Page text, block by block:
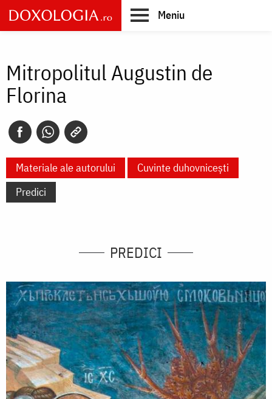
Skip
to
main
Meniu
Mitropolitul Augustin de
Florina
Materiale ale autorului
Cuvinte duhovnicești
Predici
PREDICI